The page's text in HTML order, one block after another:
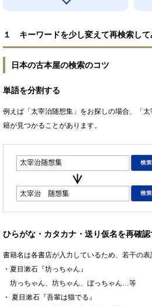
１ キーワードを少し変えて再検索して
日本の古本屋の検索のコツ
単語を分割する
例えば「太宰治随想集」をお探しの場合、「
籍が見つかることがあります。
ひらがな・カタカナ・送り仮名を再確認
書籍名は各書店が入力しているため、若干の表
・夏目漱石『坊っちゃん』
坊っちゃん、坊ちゃん、ぼっちゃん…等
・ 夏目漱石『吾輩は猫でる』